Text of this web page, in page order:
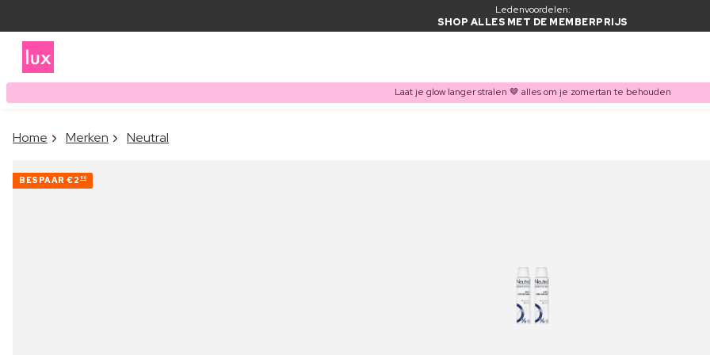
Ledenvoordelen:
SHOP ALLES MET DE MEMBERPRIJS
Laat je glow langer stralen 🤎 alles om je zomertan te behouden
Home Merken Neutral
BESPAAR €2 80